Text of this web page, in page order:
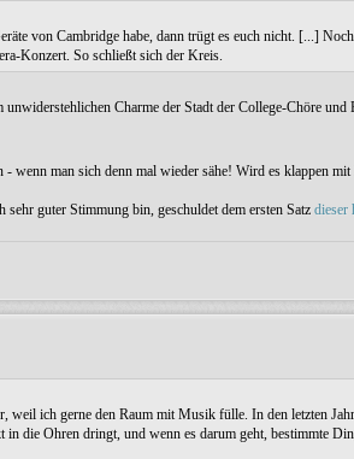
von Cambridge habe, dann trügt es euch nicht. [...]
Konzert. So schließt sich der Kreis.
Charme der Stadt der College-Chöre und
wenn man sich denn mal wieder sähe! Wird es klappen mit
guter Stimmung bin, geschuldet dem ersten Satz dieser
ich gerne den Raum mit Musik fülle. In den letzten
die Ohren dringt, und wenn es darum geht, bestimmte